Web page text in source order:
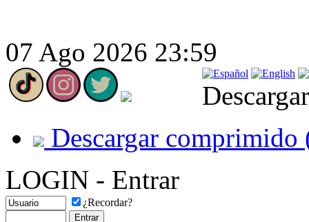
07 Ago 2026 23:59
Descargar comprimido
LOGIN - Entrar
¿Recordar?